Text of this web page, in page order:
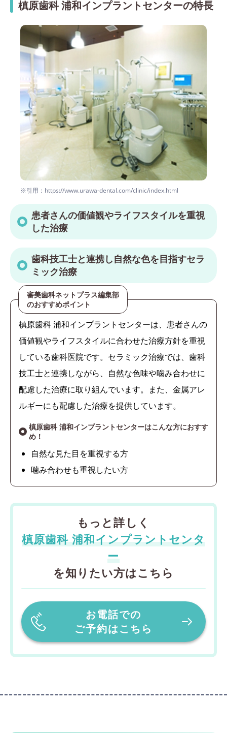
槙原歯科 浦和インプラントセンターの特長
※引用：https://www.urawa-dental.com/clinic/index.html
患者さんの価値観やライフスタイルを重視
した治療
歯科技工士と連携し自然な色を目指すセラ
ミック治療
審美歯科ネットプラス編集部
のおすすめポイント
槙原歯科 浦和インプラントセンターは、患者さんの
価値観やライフスタイルに合わせた治療方針を重視
している歯科医院です。セラミック治療では、歯科
技工士と連携しながら、自然な色味や噛み合わせに
配慮した治療に取り組んでいます。また、金属アレ
ルギーにも配慮した治療を提供しています。
槙原歯科 浦和インプラントセンターはこんな方におすす
め！
自然な見た目を重視する方
噛み合わせも重視したい方
もっと詳しく
槙原歯科 浦和インプラントセンタ
ー
を知りたい方はこちら
お電話での
ご予約はこちら